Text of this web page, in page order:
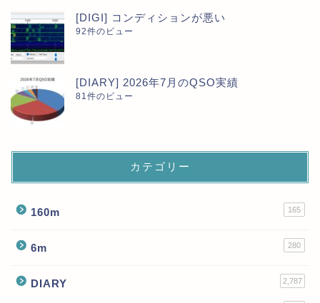
[DIGI] コンディションが悪い
92件のビュー
[DIARY] 2026年7月のQSO実績
81件のビュー
カテゴリー
160m 165
6m 280
DIARY 2,787